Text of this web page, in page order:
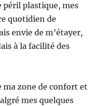
péril plastique, mes
quotidien de
envie de m’étayer,
à la facilité des
ma zone de confort et
mes quelques